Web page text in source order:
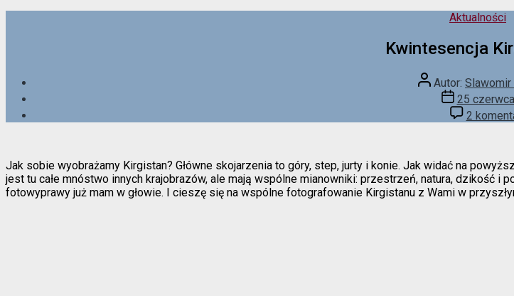
Aktualności
Kwintesencja
Autor
wpisu
Autor: Slawomir
Data
wpisu
25
2
Jak sobie wyobrażamy Kirgistan? Główne skojarzenia to góry, step, jurty i konie. Jak widać na
jest tu całe mnóstwo innych krajobrazów, ale mają wspólne mianowniki: przestrzeń, natura, dzikość i
fotowyprawy już mam w głowie. I cieszę się na wspólne fotografowanie Kirgistanu z Wami w